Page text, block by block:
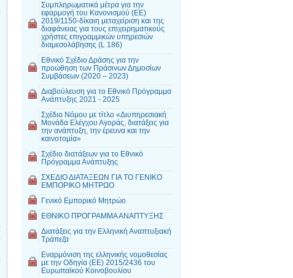
Συμπληρωματικά μέτρα για την
εφαρμογή του Κανονισμού (ΕΕ)
2019/1150-δίκαιη μεταχείριση και της
διαφάνειας για τους επιχειρηματικούς
χρήστες επιγραμμικών υπηρεσιών
διαμεσολάβησης (L 186)
Εθνικό Σχέδιο Δράσης για την
προώθηση των Πράσινων Δημοσίων
Συμβάσεων (2020 – 2023)
Διαβούλευση για το Εθνικό Πρόγραμμα
Ανάπτυξης 2021 - 2025
Σχέδιο Νόμου με τίτλο «Διυπηρεσιακή
Μονάδα Ελέγχου Αγοράς, διατάξεις για
την ανάπτυξη, την έρευνα και την
καινοτομία»
Σχέδιο διατάξεων για το Εθνικό
Πρόγραμμα Ανάπτυξης
ΣΧΕΔΙΟ ΔΙΑΤΑΞΕΩΝ ΓΙΑ ΤΟ ΓΕΝΙΚΟ
ΕΜΠΟΡΙΚΟ ΜΗΤΡΩΟ
Γενικό Εμπορικό Μητρώο
ΕΘΝΙΚΟ ΠΡΟΓΡΑΜΜΑ ΑΝΑΠΤΥΞΗΣ
Διατάξεις για την Ελληνική Αναπτυξιακή
Τράπεζα
Εναρμόνιση της ελληνικής νομοθεσίας
με την Οδηγία (ΕΕ) 2015/2436 του
Ευρωπαϊκού Κοινοβουλίου